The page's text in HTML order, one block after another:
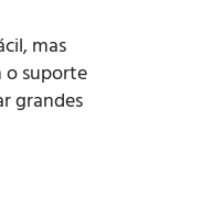
mas
o suporte
grandes